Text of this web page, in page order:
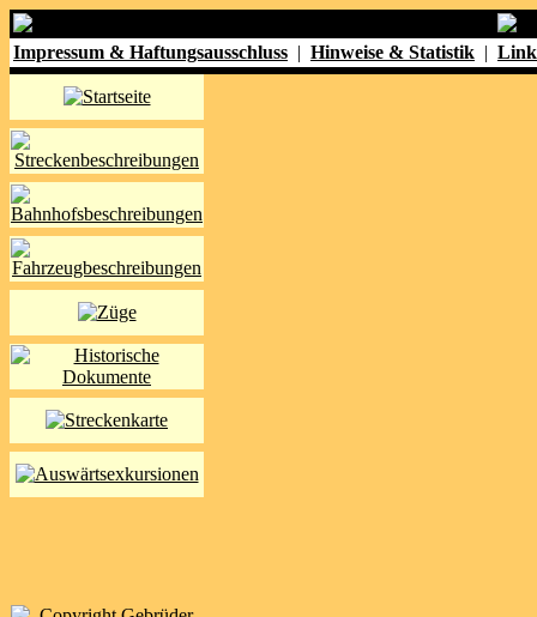
Impressum & Haftungsausschluss | Hinweise & Statistik |